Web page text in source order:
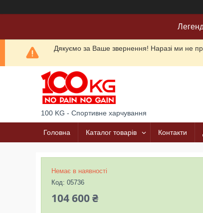
Дякуємо за Ваше звернення! Наразі ми не
100 KG - Спортивне харчування
Головна Каталог товарів Контакти
Немає в наявності
Код: 05736
104 600 ₴